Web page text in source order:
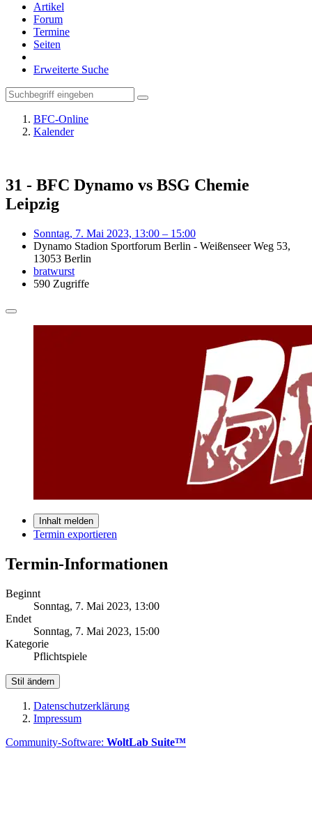
Artikel
Forum
Termine
Seiten
Erweiterte Suche
BFC-Online
Kalender
31 - BFC Dynamo vs BSG Chemie
Leipzig
Sonntag, 7. Mai 2023, 13:00 – 15:00
Dynamo Stadion Sportforum Berlin - Weißenseer Weg 53,
13053 Berlin
bratwurst
590 Zugriffe
Inhalt melden
Termin exportieren
Termin-Informationen
Beginnt
Sonntag, 7. Mai 2023, 13:00
Endet
Sonntag, 7. Mai 2023, 15:00
Kategorie
Pflichtspiele
Stil ändern
Datenschutzerklärung
Impressum
Community-Software: WoltLab Suite™